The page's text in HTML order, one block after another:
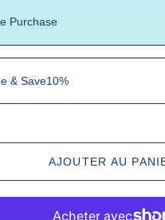
Purchase
& Save10%